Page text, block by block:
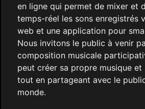
en ligne qui permet de mixer et
temps-réel les sons enregistrés
web et une application pour
Nous invitons le public à venir
composition musicale
peut créer sa propre musique
tout en partageant avec le
monde.